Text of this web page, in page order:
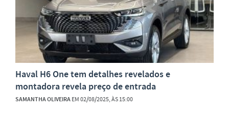
Haval H6 One tem detalhes revelados e
montadora revela preço de entrada
SAMANTHA OLIVEIRAEM 02/08/2025, ÀS 15:00